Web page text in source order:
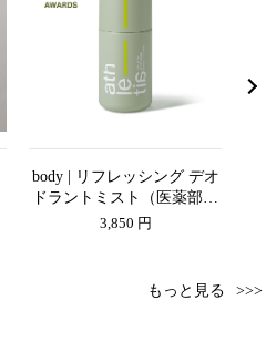
body | リフレッシング デオ
ドラントミスト（医薬部外
品）
3,850 円
もっと見る